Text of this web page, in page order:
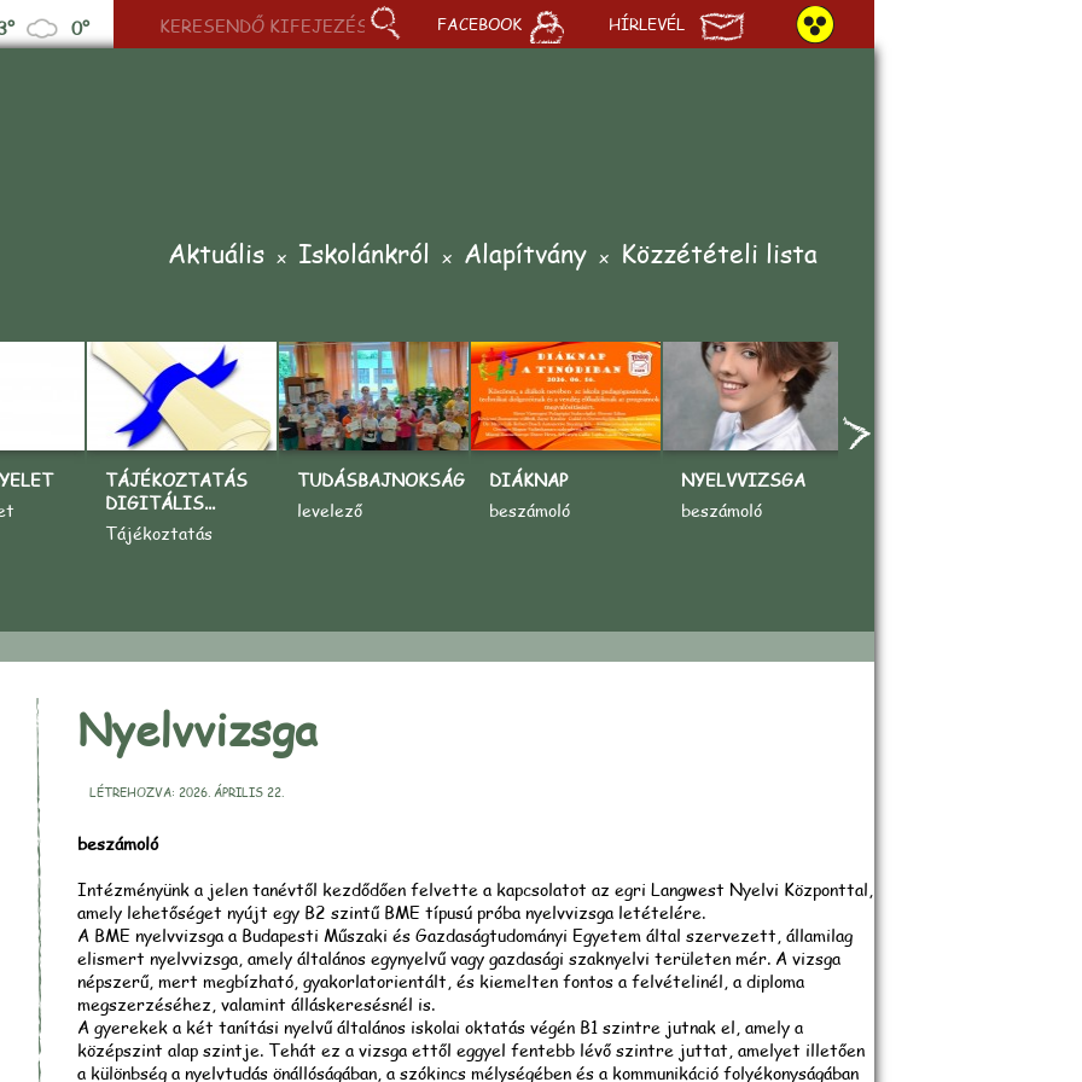
0° FACEBOOK HÍRLEVÉL
Aktuális Iskolánkról Alapítvány Közzétételi lista
TÁJÉKOZTATÁS
DIGITÁLIS...
Tájékoztatás
TUDÁSBAJNOKSÁG
levelező
DIÁKNAP
beszámoló
NYELVVIZSGA
beszámoló
Nyelvvizsga
LÉTREHOZVA: 2026. ÁPRILIS 22.
beszámoló
Intézményünk a jelen tanévtől kezdődően felvette a kapcsolatot az egri Langwest Nyelvi Központtal,
amely lehetőséget nyújt egy B2 szintű BME típusú próba nyelvvizsga letételére.
A BME nyelvvizsga a Budapesti Műszaki és Gazdaságtudományi Egyetem által szervezett, államilag
elismert nyelvvizsga, amely általános egynyelvű vagy gazdasági szaknyelvi területen mér. A vizsga
népszerű, mert megbízható, gyakorlatorientált, és kiemelten fontos a felvételinél, a diploma
megszerzéséhez, valamint álláskeresésnél is.
A gyerekek a két tanítási nyelvű általános iskolai oktatás végén B1 szintre jutnak el, amely a
középszint alap szintje. Tehát ez a vizsga ettől eggyel fentebb lévő szintre juttat, amelyet illetően
a különbség a nyelvtudás önállóságában, a szókincs mélységében és a kommunikáció folyékonyságában